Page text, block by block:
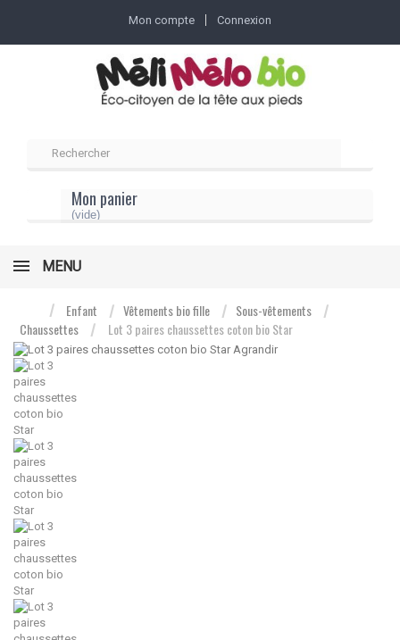
Mon compte Connexion
Mon panier
(vide)
MENU
Enfant Vêtements bio fille
Sous-vêtements
Chaussettes
Lot 3 paires chaussettes coton bio Star
Agrandir